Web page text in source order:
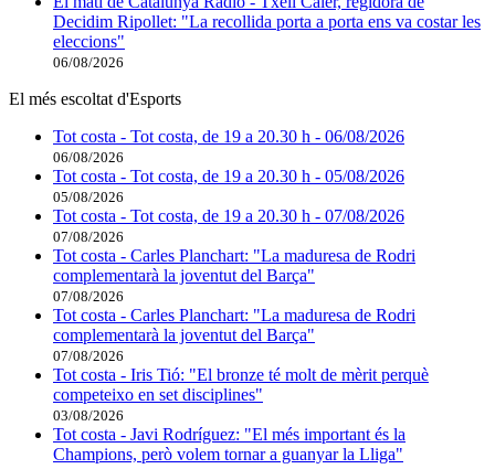
Decidim Ripollet: "La recollida porta a porta ens va costar les
eleccions"
06/08/2026
El més escoltat d'Esports
Tot costa - Tot costa, de 19 a 20.30 h - 06/08/2026
06/08/2026
Tot costa - Tot costa, de 19 a 20.30 h - 05/08/2026
05/08/2026
Tot costa - Tot costa, de 19 a 20.30 h - 07/08/2026
07/08/2026
Tot costa - Carles Planchart: "La maduresa de Rodri
complementarà la joventut del Barça"
07/08/2026
Tot costa - Carles Planchart: "La maduresa de Rodri
complementarà la joventut del Barça"
07/08/2026
Tot costa - Iris Tió: "El bronze té molt de mèrit perquè
competeixo en set disciplines"
03/08/2026
Tot costa - Javi Rodríguez: "El més important és la
Champions, però volem tornar a guanyar la Lliga"